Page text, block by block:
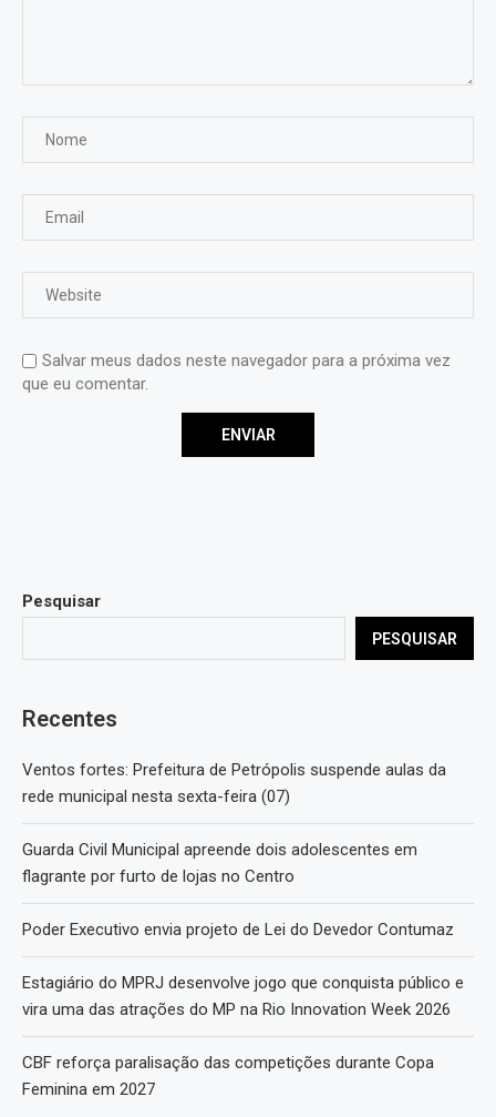
Salvar meus dados neste navegador para a próxima vez
que eu comentar.
Pesquisar
PESQUISAR
Recentes
Ventos fortes: Prefeitura de Petrópolis suspende aulas da
rede municipal nesta sexta-feira (07)
Guarda Civil Municipal apreende dois adolescentes em
flagrante por furto de lojas no Centro
Poder Executivo envia projeto de Lei do Devedor Contumaz
Estagiário do MPRJ desenvolve jogo que conquista público e
vira uma das atrações do MP na Rio Innovation Week 2026
CBF reforça paralisação das competições durante Copa
Feminina em 2027